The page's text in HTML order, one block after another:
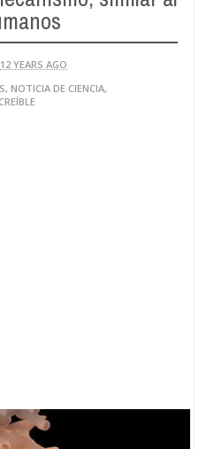
12 YEARS AGO
, NOTICIA DE CIENCIA,